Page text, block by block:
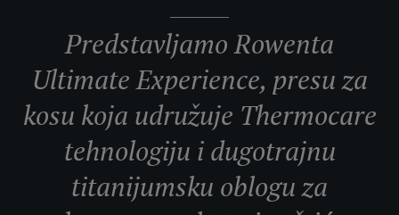
Predstavljamo Rowenta
Ultimate Experience, presu za
kosu koja udružuje Thermocare
tehnologiju i dugotrajnu
titanijumsku oblogu za